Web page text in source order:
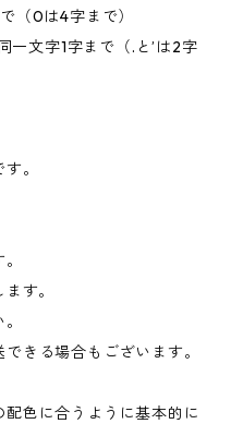
（0は4字まで）
一文字1字まで（.と’は2字
。
す。
きる場合もございます。
色に合うように基本的に